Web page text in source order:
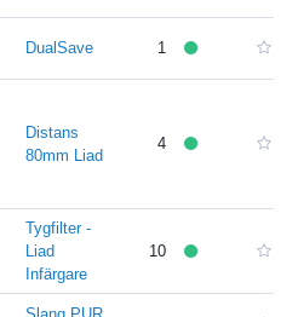
DualSave 1
Distans
80mm Liad
4
Tygfilter -
Liad
Infärgare
10